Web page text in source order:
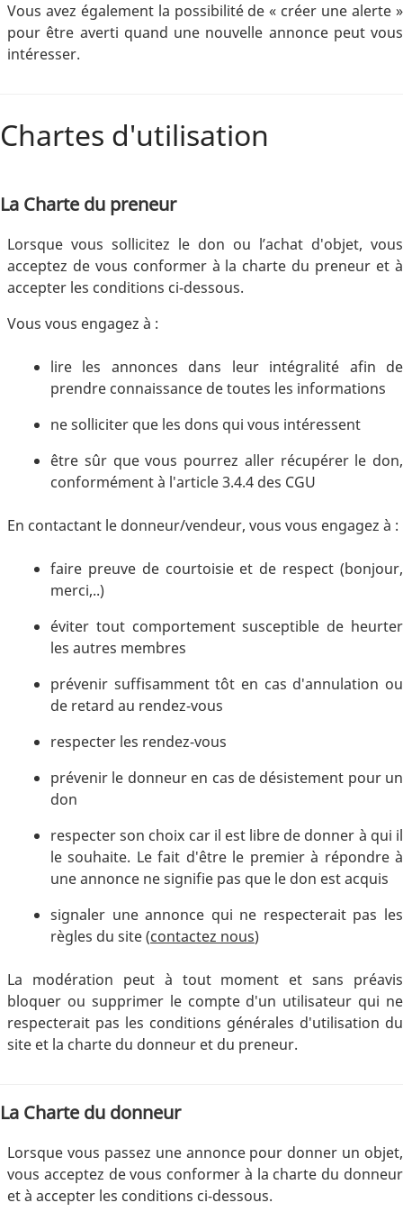
Vous avez également la possibilité de « créer une alerte »
pour être averti quand une nouvelle annonce peut vous
intéresser.
Chartes d'utilisation
La Charte du preneur
Lorsque vous sollicitez le don ou l’achat d'objet, vous
acceptez de vous conformer à la charte du preneur et à
accepter les conditions ci-dessous.
Vous vous engagez à :
lire les annonces dans leur intégralité afin de
prendre connaissance de toutes les informations
ne solliciter que les dons qui vous intéressent
être sûr que vous pourrez aller récupérer le don,
conformément à l'article 3.4.4 des CGU
En contactant le donneur/vendeur, vous vous engagez à :
faire preuve de courtoisie et de respect (bonjour,
merci,..)
éviter tout comportement susceptible de heurter
les autres membres
prévenir suffisamment tôt en cas d'annulation ou
de retard au rendez-vous
respecter les rendez-vous
prévenir le donneur en cas de désistement pour un
don
respecter son choix car il est libre de donner à qui il
le souhaite. Le fait d'être le premier à répondre à
une annonce ne signifie pas que le don est acquis
signaler une annonce qui ne respecterait pas les
règles du site (contactez nous)
La modération peut à tout moment et sans préavis
bloquer ou supprimer le compte d'un utilisateur qui ne
respecterait pas les conditions générales d'utilisation du
site et la charte du donneur et du preneur.
La Charte du donneur
Lorsque vous passez une annonce pour donner un objet,
vous acceptez de vous conformer à la charte du donneur
et à accepter les conditions ci-dessous.